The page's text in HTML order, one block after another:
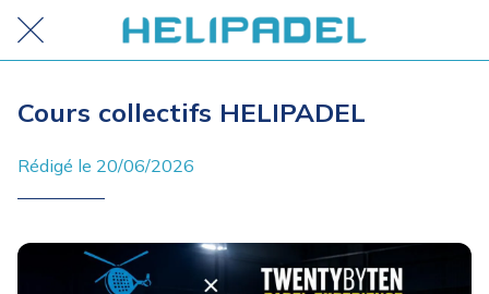
Cours collectifs HELIPADEL
Rédigé le 20/06/2026